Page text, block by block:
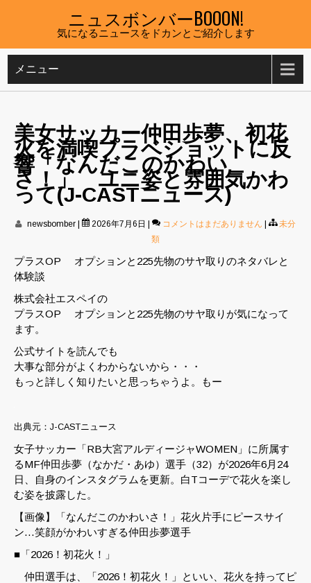
ニュスボンバーBOOON!
気になるニュースをドカンとご紹介します
メニュー
美女サッカー仲田歩夢、初花
火を満喫プラベショットに反
響「なんだこのかわい
さ！」 ユニ姿と雰囲気かわ
って(J-CASTニュース)
newsbomber 2026年7月6日 コメントはまだありません
未分
類
プラスOP オプションと225先物のサヤ取りのネタバレと
体験談
株式会社エスペイの
プラスOP オプションと225先物のサヤ取りが気になって
ます。
公式サイトを読んでも
大事な部分がよくわからないから・・・
もっと詳しく知りたいと思っちゃうよ。もー
出典元：J-CASTニュース
女子サッカー「RB大宮アルディージャWOMEN」に所属す
るMF仲田歩夢（なかだ・あゆ）選手（32）が2026年6月24
日、自身のインスタグラムを更新。白Tコーデで花火を楽し
む姿を披露した。
【画像】「なんだこのかわいさ！」花火片手にピースサイ
ン…笑顔がかわいすぎる仲田歩夢選手
■「2026！初花火！」
仲田選手は、「2026！初花火！」といい、花火を持ってピ